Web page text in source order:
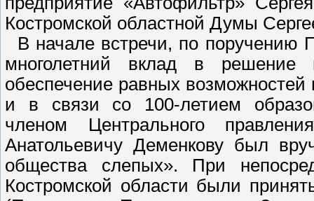
Костромской областной Думы
В начале встречи, по
многолетний вклад в решение
обеспечение равных
и в связи со 100-летием
членом Центрального
Анатольевичу Деменкову был
общества слепых». При
Костромской области были